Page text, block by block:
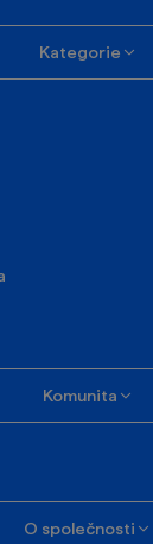
Kategorie
Komunita
O společnosti